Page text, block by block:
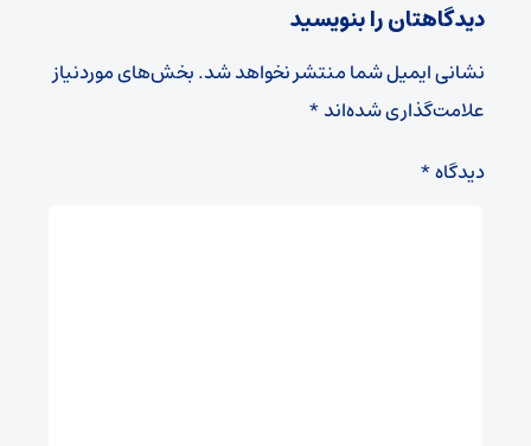
دیدگاهتان را بنویسید
نشانی ایمیل شما منتشر نخواهد شد.بخش‌های موردنیاز
علامت‌گذاری شده‌اند*
دیدگاه*